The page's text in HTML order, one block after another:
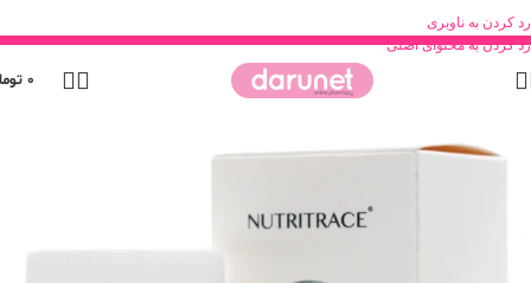
رد کردن به ناوبری
رد کردن به محتوای اصلی
0